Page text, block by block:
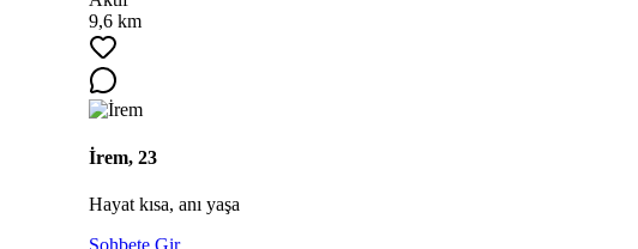
9,6 km
İrem, 23
Hayat kısa, anı yaşa
Sohbete Gir